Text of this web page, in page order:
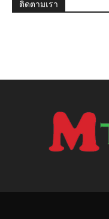
ติดตามเรา